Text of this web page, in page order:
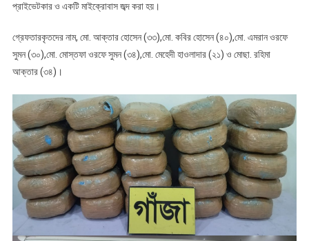
প্রাইভেটকার ও একটি মাইক্রোবাস জব্দ করা হয়।
গ্রেফতারকৃতদের নাম, মো. আক্তার হোসেন (৩৩),মো. কবির হোসেন (৪০),মো. এমরান ওরফে
সুমন (৩০),মো. মোস্তফা ওরফে সুমন (৩৪),মো. মেহেদী হাওলাদার (২১) ও মোছা. রহিমা
আক্তার (৩৪)।